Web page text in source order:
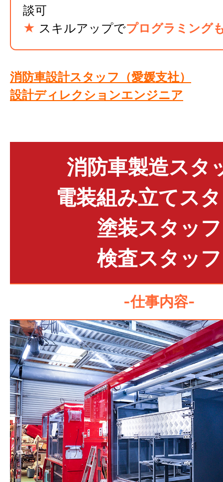
談可
★ スキルアップでプログラミング
消防車設計スタッフ（愛媛支社）
設計ディレクションエンジニア
消防車製造スタ
電装組み立てス
塗装スタッフ
検査スタッフ
-仕事内容-